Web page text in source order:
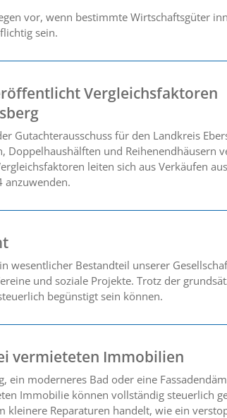
vor, wenn bestimmte Wirtschaftsgüter
sein.
Vergleichsfaktoren
Gutachterausschuss für den Landkreis
Doppelhaushälften und Reihenendhäusern
leiten sich aus Verkäufen
anzuwenden.
wesentlicher Bestandteil unserer
und soziale Projekte. Trotz der
begünstigt sein können.
vermieteten Immobilien
ein moderneres Bad oder eine
Immobilie können vollständig steuerlich
kleinere Reparaturen handelt, wie ein